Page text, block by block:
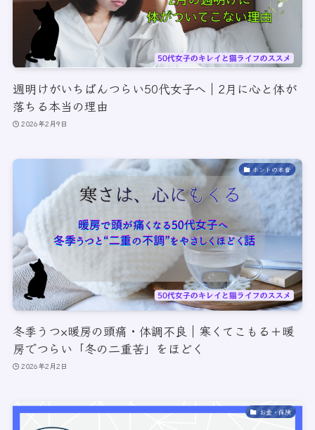
週明けがいちばんつらい50代女子へ｜2月に心と体が
落ちる本当の理由
2026年2月9日
ホントの本音
冬季うつ×暖房の頭痛・体調不良｜寒くてこもる＋暖
房でつらい「冬の二重苦」をほどく
2026年2月2日
お金・保険